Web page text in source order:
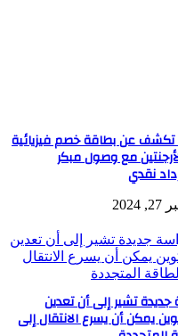
Bybit تكشف عن بطاقة خصم فيزيائية
مع وصول مبكر
نقدي
جديدة تشير إلى أن تعدين
يمكن أن يسرع الانتقال إلى